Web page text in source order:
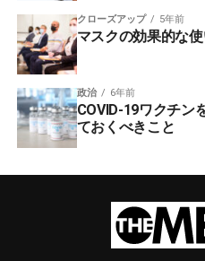
クローズアップ 5年前
マスクの効果的な
政治 6年前
COVID-19ワクチン
ておくべきこと